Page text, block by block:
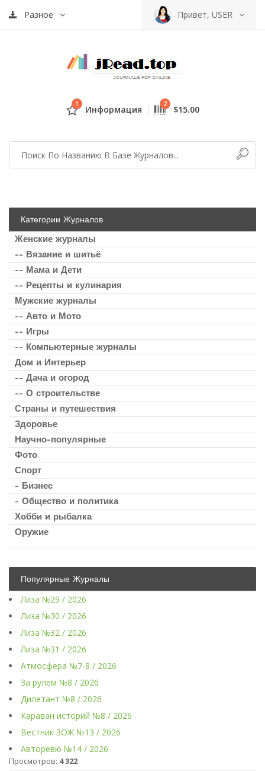
Разное Привет, USER
1 Информация 2 $15.00
Категории Журналов
Женские журналы
-- Вязание и шитьё
-- Мама и Дети
-- Рецепты и кулинария
Мужские журналы
-- Авто и Мото
-- Игры
-- Компьютерные журналы
Дом и Интерьер
-- Дача и огород
-- О строительстве
Страны и путешествия
Здоровье
Научно-популярные
Фото
Спорт
- Бизнес
- Общество и политика
Хобби и рыбалка
Оружие
Популярные Журналы
Лиза №29 / 2026
Лиза №30 / 2026
Лиза №32 / 2026
Лиза №31 / 2026
Атмосфера №7-8 / 2026
За рулем №8 / 2026
Дилетант №8 / 2026
Караван историй №8 / 2026
Вестник ЗОЖ №13 / 2026
Авторевю №14 / 2026
Просмотров: 4 322